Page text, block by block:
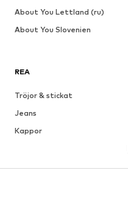
REA
Tröjor & stickat
Jeans
Kappor
Kjolar
About You Lettland (ru)
About You Slovenien